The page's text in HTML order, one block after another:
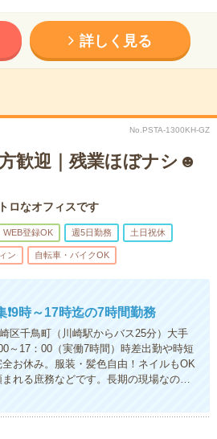
詳しく見る
No.PSTA-1300KH-GZ
歓迎｜残業ほぼナシ☻
ロなオフィスです
WEB登録OK 週5日勤務 土日祝休
ン 自転車・バイクOK
時～17時迄の7時間勤務
区千鳥町（川崎駅からバス25分）大手
17：00（実働7時間）時差出勤や時短
お休み。服装・髪色自由！ネイルもOK
れる庶務などです。長期の現場なの…